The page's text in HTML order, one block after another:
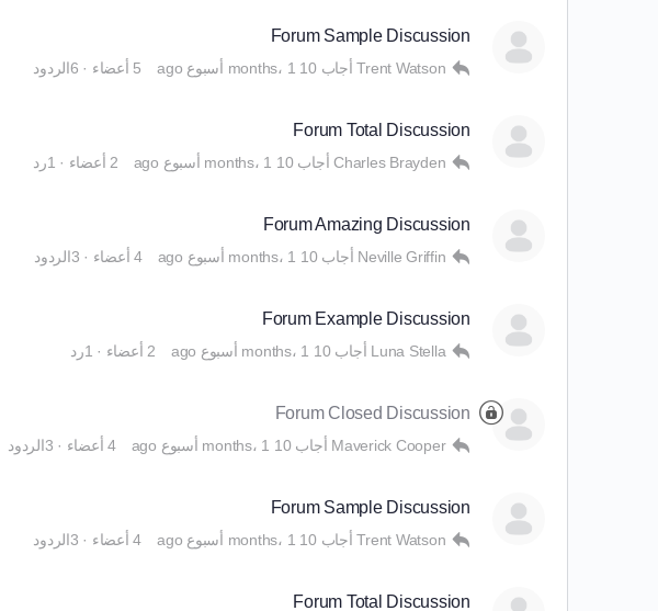
Forum Sample Discussion
Trent Watson أجاب 10 months، 1 أسبوع ago 5 أعضاء · 6الردود
Forum Total Discussion
Charles Brayden أجاب 10 months، 1 أسبوع ago 2 أعضاء · 1رد
Forum Amazing Discussion
Neville Griffin أجاب 10 months، 1 أسبوع ago 4 أعضاء · 3الردود
Forum Example Discussion
Luna Stella أجاب 10 months، 1 أسبوع ago 2 أعضاء · 1رد
Forum Closed Discussion
Maverick Cooper أجاب 10 months، 1 أسبوع ago 4 أعضاء · 3الردود
Forum Sample Discussion
Trent Watson أجاب 10 months، 1 أسبوع ago 4 أعضاء · 3الردود
Forum Total Discussion